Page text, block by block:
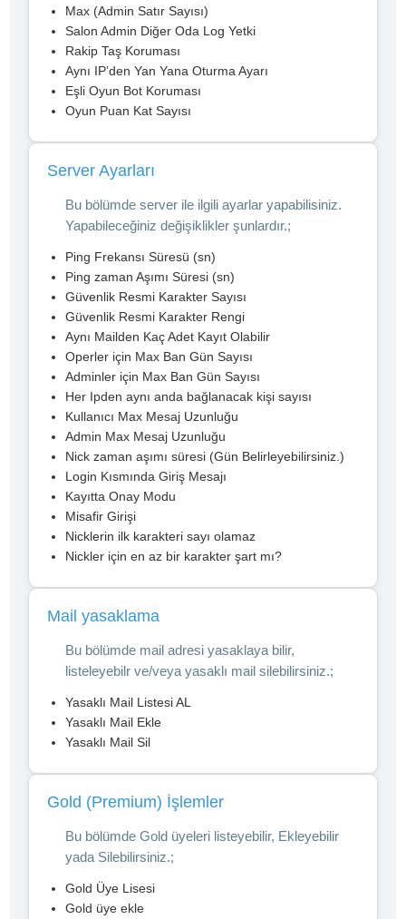
Max (Admin Satır Sayısı)
Salon Admin Diğer Oda Log Yetki
Rakip Taş Koruması
Aynı IP’den Yan Yana Oturma Ayarı
Eşli Oyun Bot Koruması
Oyun Puan Kat Sayısı
Server Ayarları
Bu bölümde server ile ilgili ayarlar yapabilisiniz.
Yapabileceğiniz değişiklikler şunlardır.;
Ping Frekansı Süresü (sn)
Ping zaman Aşımı Süresi (sn)
Güvenlik Resmi Karakter Sayısı
Güvenlik Resmi Karakter Rengi
Aynı Mailden Kaç Adet Kayıt Olabilir
Operler için Max Ban Gün Sayısı
Adminler için Max Ban Gün Sayısı
Her Ipden aynı anda bağlanacak kişi sayısı
Kullanıcı Max Mesaj Uzunluğu
Admin Max Mesaj Uzunluğu
Nick zaman aşımı süresi (Gün Belirleyebilirsiniz.)
Login Kısmında Giriş Mesajı
Kayıtta Onay Modu
Misafir Girişi
Nicklerin ilk karakteri sayı olamaz
Nickler için en az bir karakter şart mı?
Mail yasaklama
Bu bölümde mail adresi yasaklaya bilir,
listeleyebilr ve/veya yasaklı mail silebilirsiniz.;
Yasaklı Mail Listesi AL
Yasaklı Mail Ekle
Yasaklı Mail Sil
Gold (Premium) İşlemler
Bu bölümde Gold üyeleri listeyebilir, Ekleyebilir
yada Silebilirsiniz.;
Gold Üye Lisesi
Gold üye ekle